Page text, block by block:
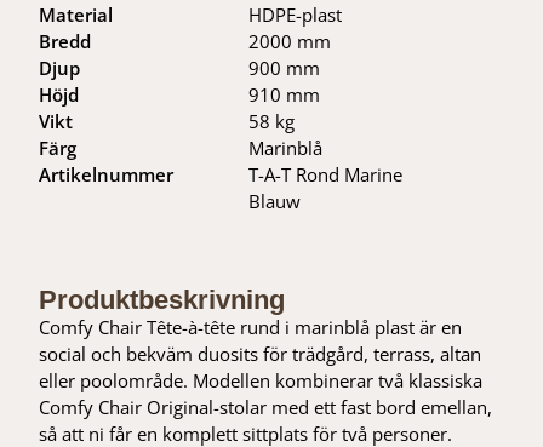
Material
Bredd
Djup
Höjd
Vikt
Färg
Artikelnummer
HDPE-plast
2000 mm
900 mm
910 mm
58 kg
Marinblå
T-A-T Rond Marine
Blauw
Produktbeskrivning
Comfy Chair Tête-à-tête rund i marinblå plast är en
social och bekväm duosits för trädgård, terrass, altan
eller poolområde. Modellen kombinerar två klassiska
Comfy Chair Original-stolar med ett fast bord emellan,
så att ni får en komplett sittplats för två personer.